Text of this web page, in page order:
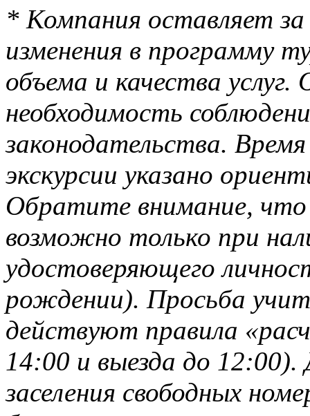
* Компания оставляет
изменения в программу
объема и качества
необходимость
законодательства.
экскурсии указано
Обратите внимание, что
возможно только при
удостоверяющего
рождении). Просьба
действуют правила
14:00 и выезда до 12:00).
заселения свободных